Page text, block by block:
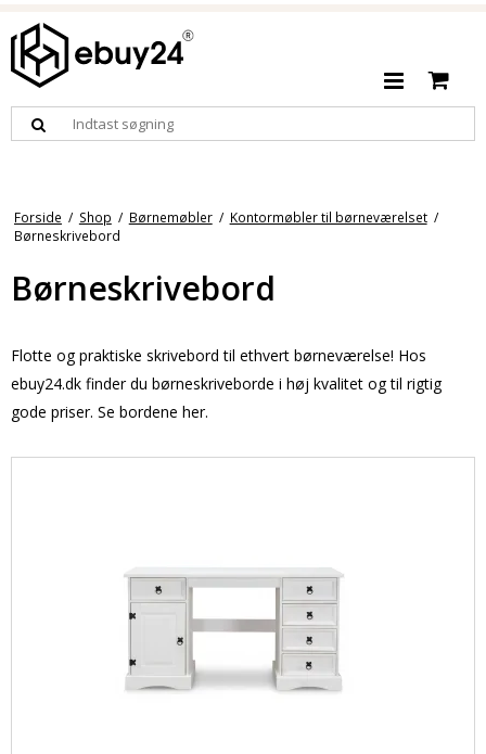
Forside / Shop / Børnemøbler / Kontormøbler til børneværelset /
Børneskrivebord
Børneskrivebord
Flotte og praktiske skrivebord til ethvert børneværelse! Hos
ebuy24.dk finder du børneskriveborde i høj kvalitet og til rigtig
gode priser. Se bordene her.